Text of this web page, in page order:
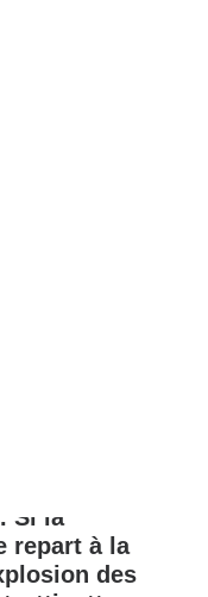
le
Si la
repart à la
des